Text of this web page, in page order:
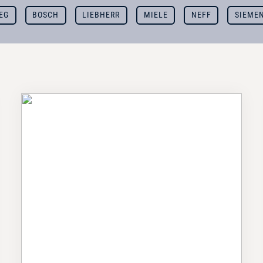
BOSCH LIEBHERR MIELE NEFF